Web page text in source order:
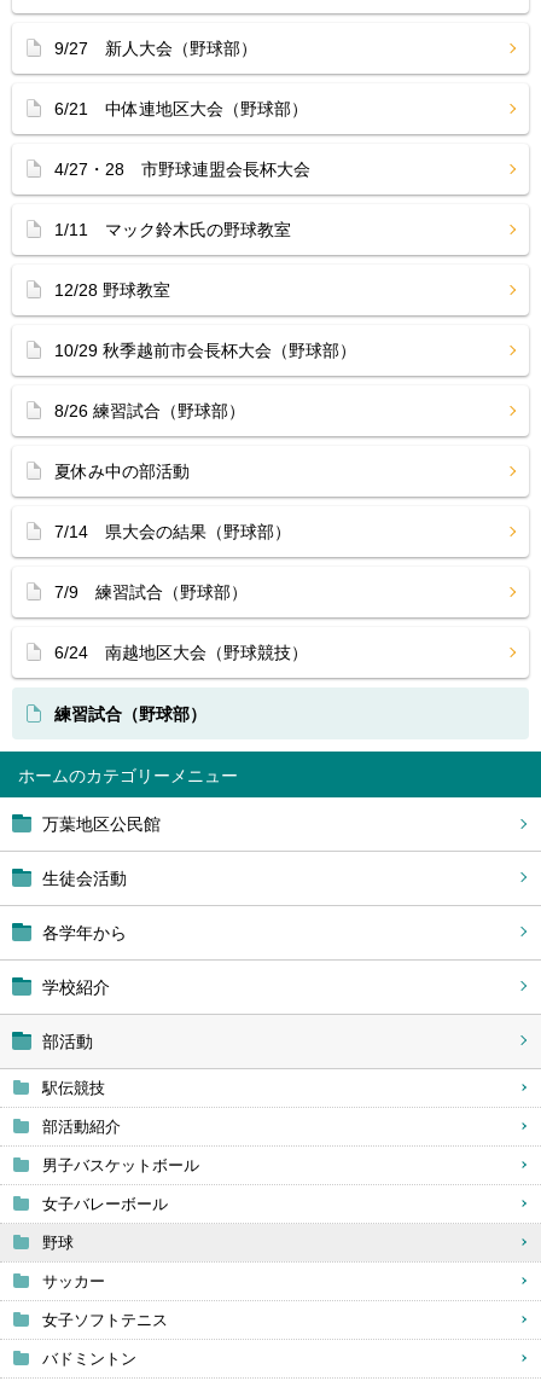
ホーム
万葉地区公民館
生徒会活動
各学年から
学校紹介
部活動
駅伝競技
部活動紹介
男子バスケットボール
女子バレーボール
野球
サッカー
女子ソフトテニス
バドミントン
9/27 新人大会（野球部）
6/21 中体連地区大会（野球部）
4/27・28 市野球連盟会長杯大会
1/11 マック鈴木氏の野球教室
12/28 野球教室
10/29 秋季越前市会長杯大会（野球部）
8/26 練習試合（野球部）
夏休み中の部活動
7/14 県大会の結果（野球部）
7/9 練習試合（野球部）
6/24 南越地区大会（野球競技）
練習試合（野球部）